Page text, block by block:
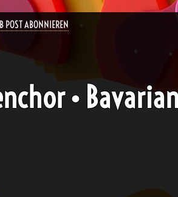
POST ABONNIEREN
•